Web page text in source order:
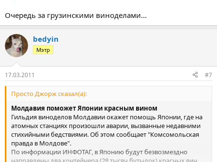
Очередь за грузинскими виноделами...
bedyin
Мэтр
17.03.2011 #7
Просто Джорж сказал(а):
Молдавия поможет Японии красным вином
Гильдия виноделов Молдавии окажет помощь Японии, где на
атомных станциях произошли аварии, вызванные недавними
стихийными бедствиями. Об этом сообщает "Комсомольская
правда в Молдове".
По информации ИНФОТАГ, в Японию будут безвозмездно